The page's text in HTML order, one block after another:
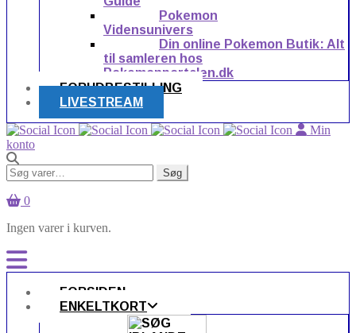
Pokemon
Vidensunivers
Din online Pokemon Butik: Alt
til samleren hos
Pokemonportalen.dk
FORUDBESTILLING
LIVESTREAM
Min
konto
Søg
efter:
Søg
0
Ingen varer i kurven.
FORSIDEN
ENKELTKORT